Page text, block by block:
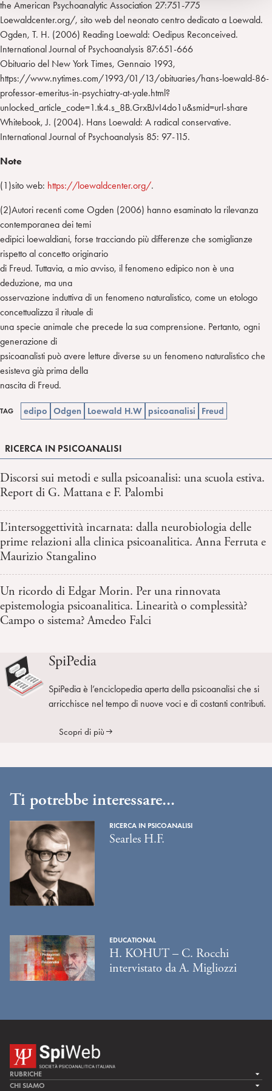
the American Psychoanalytic Association 27:751-775
Loewaldcenter.org/, sito web del neonato centro dedicato a Loewald.
Ogden, T. H. (2006) Reading Loewald: Oedipus Reconceived.
International Journal of Psychoanalysis 87:651-666
Obituario del New York Times, Gennaio 1993,
https://www.nytimes.com/1993/01/13/obituaries/hans-loewald-86-
professor-emeritus-in-psychiatry-at-yale.html?
unlocked_article_code=1.tk4.s_8B.GrxBJvI4do1u&smid=url-share
Whitebook, J. (2004). Hans Loewald: A radical conservative.
International Journal of Psychoanalysis 85: 97-115.
Note
(1)sito web: https://loewaldcenter.org/.
(2)Autori recenti come Ogden (2006) hanno esaminato la rilevanza
contemporanea dei temi
edipici loewaldiani, forse tracciando più differenze che somiglianze
rispetto al concetto originario
di Freud. Tuttavia, a mio avviso, il fenomeno edipico non è una
deduzione, ma una
osservazione induttiva di un fenomeno naturalistico, come un etologo
concettualizza il rituale di
una specie animale che precede la sua comprensione. Pertanto, ogni
generazione di
psicoanalisti può avere letture diverse su un fenomeno naturalistico che
esisteva già prima della
nascita di Freud.
TAG edipo Odgen Loewald H.W psicoanalisi Freud
RICERCA IN PSICOANALISI
Discorsi sui metodi e sulla psicoanalisi: una scuola estiva.
Report di G. Mattana e F. Palombi
L’intersoggettività incarnata: dalla neurobiologia delle
prime relazioni alla clinica psicoanalitica. Anna Ferruta e
Maurizio Stangalino
Un ricordo di Edgar Morin. Per una rinnovata
epistemologia psicoanalitica. Linearità o complessità?
Campo o sistema? Amedeo Falci
SpiPedia
SpiPedia è l’enciclopedia aperta della psicoanalisi che si
arricchisce nel tempo di nuove voci e di costanti contributi.
Scopri di più
Ti potrebbe interessare...
RICERCA IN PSICOANALISI
Searles H.F.
EDUCATIONAL
H. KOHUT – C. Rocchi
intervistato da A. Migliozzi
RUBRICHE
LA CURA
CHI SIAMO